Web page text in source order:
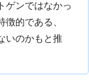
ゲンではなかっ
的である、
いのかもと推